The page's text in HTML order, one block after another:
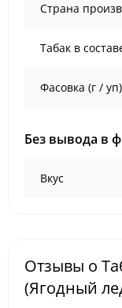
Страна
Табак в
Фасовка (г / уп)
Без вывода в
Вкус
Отзывы о
(Ягодный